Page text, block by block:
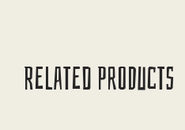
RELATED PRODUCTS